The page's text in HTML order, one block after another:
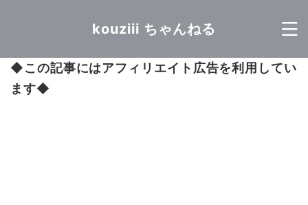
kouziii ちゃんねる
◆この記事にはアフィリエイト広告を利用してい
ます◆